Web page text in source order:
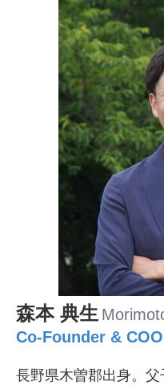
森本 典生
Co-Founder & COO
長野県木曽郡出身。